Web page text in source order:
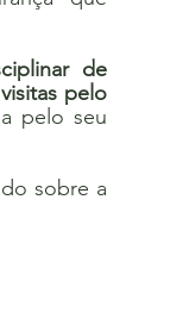
de
pelo
pelo seu
sobre a